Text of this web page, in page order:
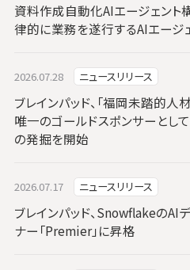
資料作成自動化AIエージェント
律的に業務を遂行するAIエージ
2026.07.28 ニュースリリース
ブレインパッド、「福岡未踏的人
唯一のゴールドスポンサーとし
の発掘を開始
2026.07.17 ニュースリリース
ブレインパッド、SnowflakeのAI
ナー「Premier」に昇格